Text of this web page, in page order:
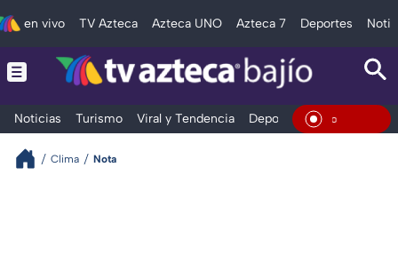
en vivo TV Azteca Azteca UNO Azteca 7 Deportes
Noticias Turismo Viral y Tendencia Deportes Espectáculos
En Vivo
Clima Nota